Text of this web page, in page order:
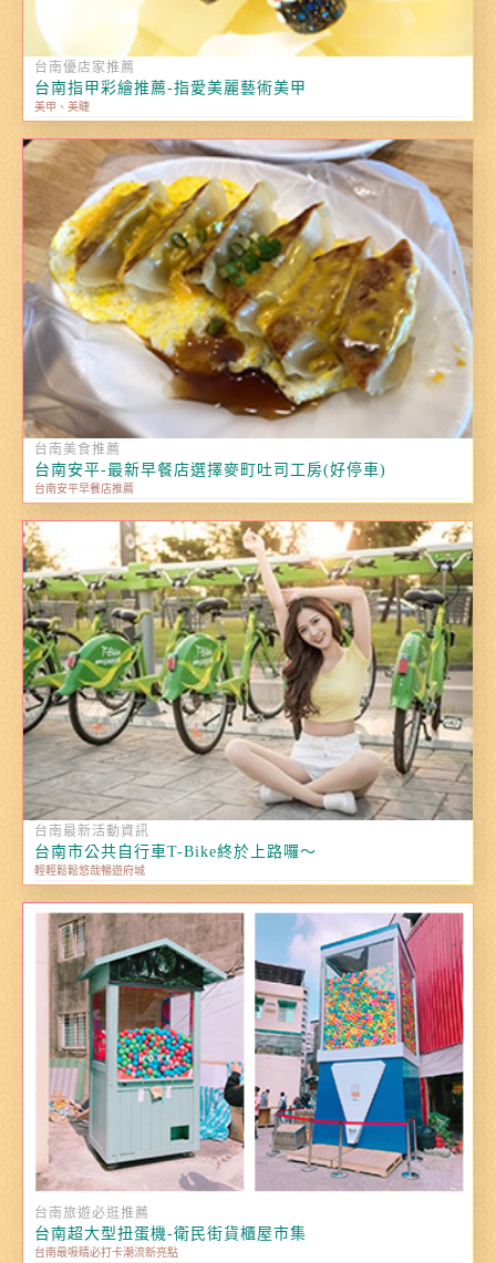
台南優店家推薦
台南指甲彩繪推薦-指愛美麗藝術美甲
美甲、美睫
台南美食推薦
台南安平-最新早餐店選擇麥町吐司工房(好停車)
台南安平早餐店推薦
台南最新活動資訊
台南市公共自行車T-Bike終於上路囉～
輕輕鬆鬆悠哉暢遊府城
台南旅遊必逛推薦
台南超大型扭蛋機-衛民街貨櫃屋市集
台南最吸睛必打卡潮流新亮點